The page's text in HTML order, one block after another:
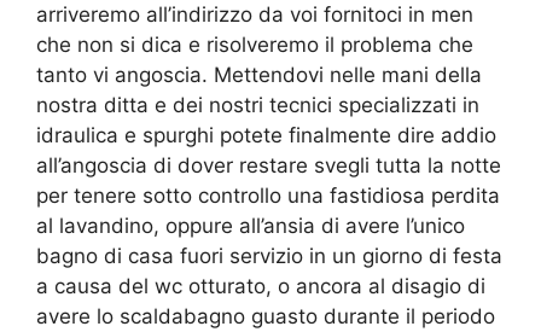
arriveremo all’indirizzo da voi fornitoci in men
che non si dica e risolveremo il problema che
tanto vi angoscia. Mettendovi nelle mani della
nostra ditta e dei nostri tecnici specializzati in
idraulica e spurghi potete finalmente dire addio
all’angoscia di dover restare svegli tutta la notte
per tenere sotto controllo una fastidiosa perdita
al lavandino, oppure all’ansia di avere l’unico
bagno di casa fuori servizio in un giorno di festa
a causa del wc otturato, o ancora al disagio di
avere lo scaldabagno guasto durante il periodo